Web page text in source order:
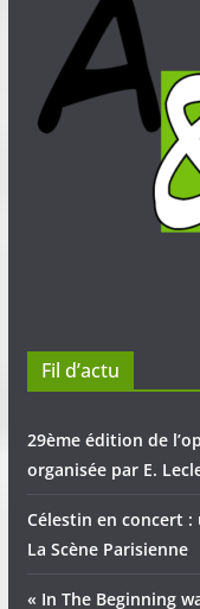
Fil d’actu
29ème édition de
organisée par E.
Célestin en concert :
La Scène Parisienne
« In The Beginning